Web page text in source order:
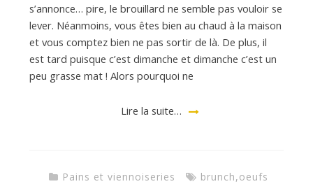
s’annonce… pire, le brouillard ne semble pas vouloir se
lever. Néanmoins, vous êtes bien au chaud à la maison
et vous comptez bien ne pas sortir de là. De plus, il
est tard puisque c’est dimanche et dimanche c’est un
peu grasse mat ! Alors pourquoi ne
Lire la suite…
Pains et viennoiseries brunch,oeufs